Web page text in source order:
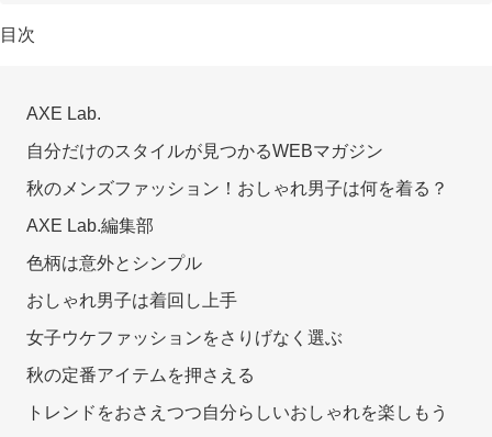
目次
AXE Lab.
自分だけのスタイルが見つかるWEBマガジン
秋のメンズファッション！おしゃれ男子は何を着る？
AXE Lab.編集部
色柄は意外とシンプル
おしゃれ男子は着回し上手
女子ウケファッションをさりげなく選ぶ
秋の定番アイテムを押さえる
トレンドをおさえつつ自分らしいおしゃれを楽しもう